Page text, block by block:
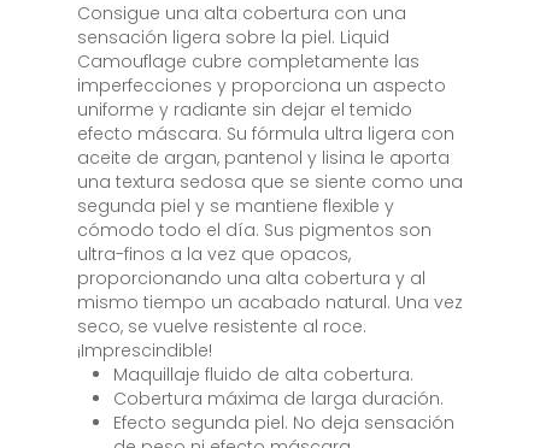
Consigue una alta cobertura con una
sensación ligera sobre la piel. Liquid
Camouflage cubre completamente las
imperfecciones y proporciona un aspecto
uniforme y radiante sin dejar el temido
efecto máscara. Su fórmula ultra ligera con
aceite de argan, pantenol y lisina le aporta
una textura sedosa que se siente como una
segunda piel y se mantiene flexible y
cómodo todo el día. Sus pigmentos son
ultra-finos a la vez que opacos,
proporcionando una alta cobertura y al
mismo tiempo un acabado natural. Una vez
seco, se vuelve resistente al roce.
¡Imprescindible!
Maquillaje fluido de alta cobertura.
Cobertura máxima de larga duración.
Efecto segunda piel. No deja sensación